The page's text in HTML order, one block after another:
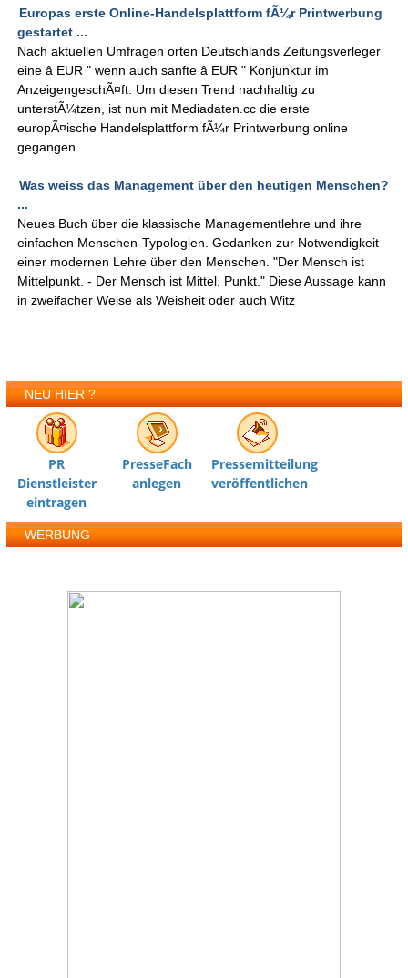
Europas erste Online-Handelsplattform fÃ¼r Printwerbung
gestartet ...
Nach aktuellen Umfragen orten Deutschlands Zeitungsverleger
eine â EUR " wenn auch sanfte â EUR " Konjunktur im
AnzeigengeschÃ¤ft. Um diesen Trend nachhaltig zu
unterstÃ¼tzen, ist nun mit Mediadaten.cc die erste
europÃ¤ische Handelsplattform fÃ¼r Printwerbung online
gegangen.
Was weiss das Management über den heutigen Menschen?
...
Neues Buch über die klassische Managementlehre und ihre
einfachen Menschen-Typologien. Gedanken zur Notwendigkeit
einer modernen Lehre über den Menschen. "Der Mensch ist
Mittelpunkt. - Der Mensch ist Mittel. Punkt." Diese Aussage kann
in zweifacher Weise als Weisheit oder auch Witz
NEU HIER ?
PR
Dienstleister
eintragen
PresseFach
anlegen
Pressemitteilung
veröffentlichen
WERBUNG